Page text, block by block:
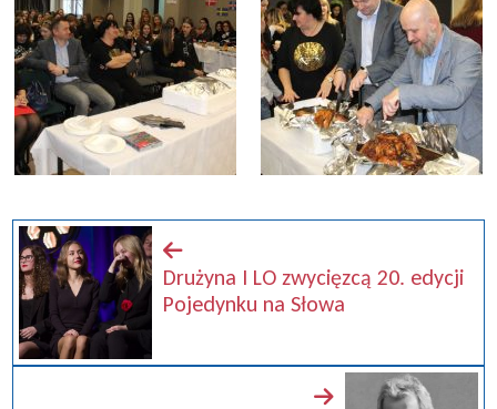
Drużyna I LO zwycięzcą 20. edycji
Pojedynku na Słowa